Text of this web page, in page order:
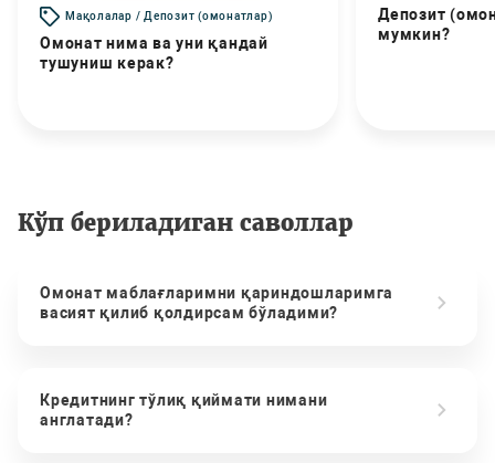
Мақолалар / Депозит (омонатлар)
Омонат нима ва уни қандай
тушуниш керак?
Депозит
мумкин?
Кўп бериладиган саволлар
Омонат маблағларимни қариндошларимга
васият қилиб қолдирсам бўладими?
Кредитнинг тўлиқ қиймати нимани
англатади?